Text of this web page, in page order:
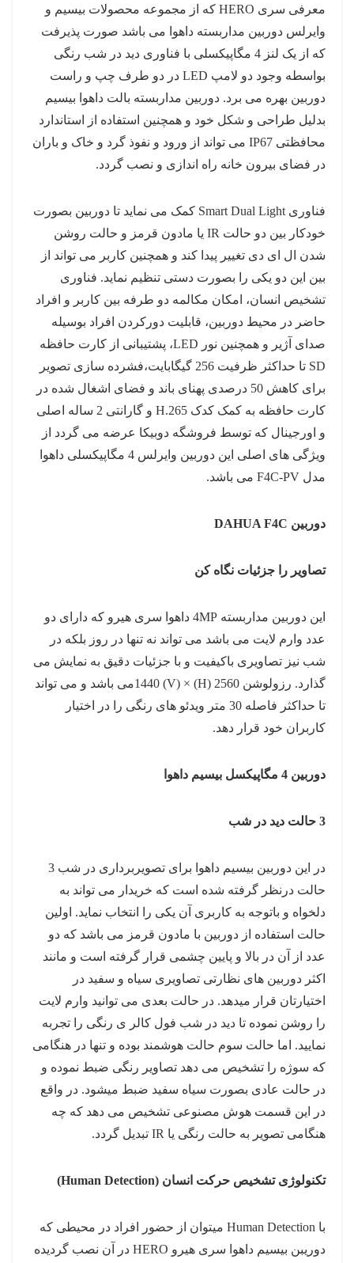
معرفی سری HERO که از مجموعه محصولات بیسیم و
وایرلس دوربین مداربسته داهوا می باشد صورت پذیرفت
که از یک لنز 4 مگاپیکسلی با فناوری دید در شب رنگی
بواسطه وجود دو لامپ LED در دو طرف چپ و راست
دوربین بهره می برد. دوربین مداربسته بالت داهوا بیسیم
بدلیل طراحی و شکل خود و همچنین استفاده از استاندارد
محافظتی IP67 می تواند از ورود و نفوذ گرد و خاک و باران
در فضای بیرون خانه راه اندازی و نصب گردد.
فناوری Smart Dual Light کمک می نماید تا دوربین بصورت
خودکار بین دو حالت IR یا مادون قرمز و حالت روشن
شدن ال ای دی تغییر پیدا کند و همچنین کاربر می تواند از
بین این دو یکی را بصورت دستی تنظیم نماید. فناوری
تشخیص انسان، امکان مکالمه دو طرفه بین کاربر و افراد
حاضر در محیط دوربین، قابلیت دورکردن افراد بوسیله
صدای آژیر و همچنین نور LED، پشتیبانی از کارت حافظه
SD تا حداکثر ظرفیت 256 گیگابایت،فشرده سازی تصویر
برای کاهش 50 درصدی پهنای باند و فضای اشغال شده در
کارت حافظه به کمک کدک H.265 و گارانتی 2 ساله اصلی
و اورجینال که توسط فروشگه دوبیکا عرضه می گردد از
ویژگی های اصلی این دوربین وایرلس 4 مگاپیکسلی داهوا
مدل F4C-PV می باشد.
دوربین DAHUA F4C
تصاویر را جزئیات نگاه کن
این دوربین مداربسته 4MP داهوا سری هیرو که دارای دو
عدد وارم لایت می باشد می تواند نه تنها در روز بلکه در
شب نیز تصاویری باکیفیت و با جزئیات دقیق به نمایش می
گذارد. رزولوشن 2560 (H) × 1440 (V)می باشد و می تواند
تا حداکثر فاصله 30 متر ویدئو های رنگی را در اختیار
کاربران خود قرار دهد.
دوربین 4 مگاپیکسل بیسیم داهوا
3 حالت دید در شب
در این دوربین بیسیم داهوا برای تصویربرداری در شب 3
حالت درنظر گرفته شده است که خریدار می تواند به
دلخواه و باتوجه به کاربری آن یکی را انتخاب نماید. اولین
حالت استفاده از دوربین با مادون قرمز می باشد که دو
عدد از آن در بالا و پایین چشمی قرار گرفته است و مانند
اکثر دوربین های نظارتی تصاویری سیاه و سفید در
اختیارتان قرار میدهد. در حالت بعدی می توانید وارم لایت
را روشن نموده تا دید در شب فول کالر ی رنگی را تجربه
نمایید. اما حالت سوم حالت هوشمند بوده و تنها در هنگامی
که سوژه را تشخیص می دهد تصاویر رنگی ضبط نموده و
در حالت عادی بصورت سیاه سفید ضبط میشود. در واقع
در این قسمت هوش مصنوعی تشخیص می دهد که چه
هنگامی تصویر به حالت رنگی یا IR تبدیل گردد.
تکنولوژی تشخیص حرکت انسان (Human Detection)
با Human Detection میتوان از حضور افراد در محیطی که
دوریبن بیسیم داهوا سری هیرو HERO در آن نصب گردیده